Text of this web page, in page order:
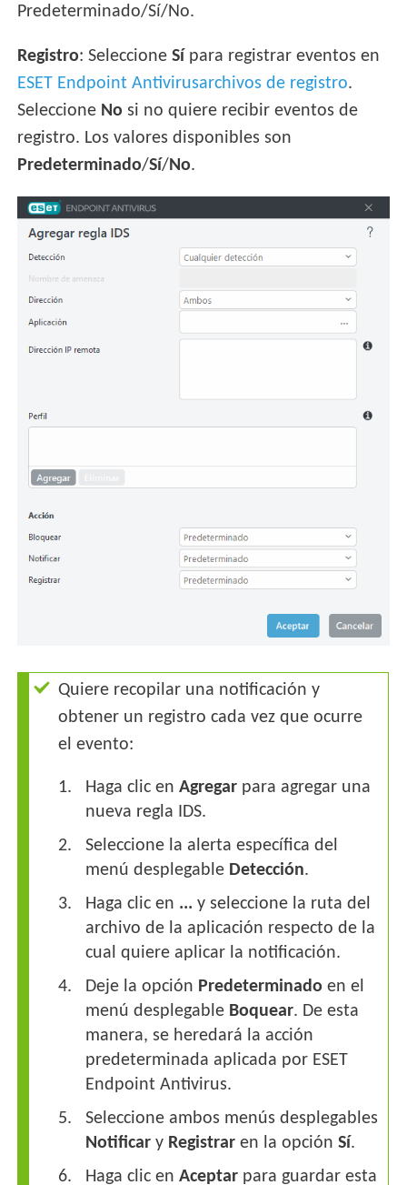
Predeterminado/Sí/No.
Registro: SeleccioneSí para registrar eventos en
ESET Endpoint Antivirusarchivos de registro.
Seleccione No si no quiere recibir eventos de
registro. Los valores disponibles son
Predeterminado/Sí/No.
Quiere recopilar una notificación y
obtener un registro cada vez que ocurre
el evento:
Haga clic enAgregar para agregar una
nueva regla IDS.
Seleccione la alerta específica del
menú desplegable Detección.
Haga clic en ... y seleccione la ruta del
archivo de la aplicación respecto de la
cual quiere aplicar la notificación.
Deje la opción Predeterminado en el
menú desplegable Boquear. De esta
manera, se heredará la acción
predeterminada aplicada por ESET
Endpoint Antivirus.
Seleccione ambos menús desplegables
Notificar y Registrar en la opciónSí.
Haga clic enAceptar para guardar esta